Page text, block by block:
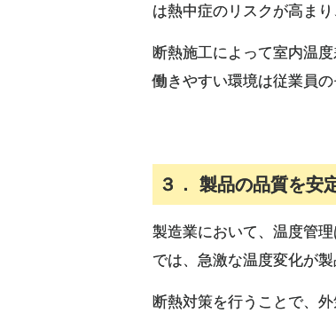
は熱中症のリスクが高ま
断熱施工によって室内温
働きやすい環境は従業員
３． 製品の品質を安
製造業において、温度管
では、急激な温度変化が
断熱対策を行うことで、